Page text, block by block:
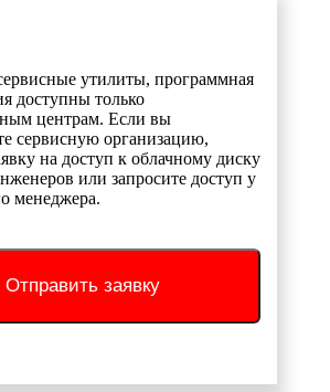
утилиты, программная
доступны только
центрам. Если вы
сервисную организацию,
на доступ к облачному диску
или запросите доступ у
менеджера.
Отправить заявку